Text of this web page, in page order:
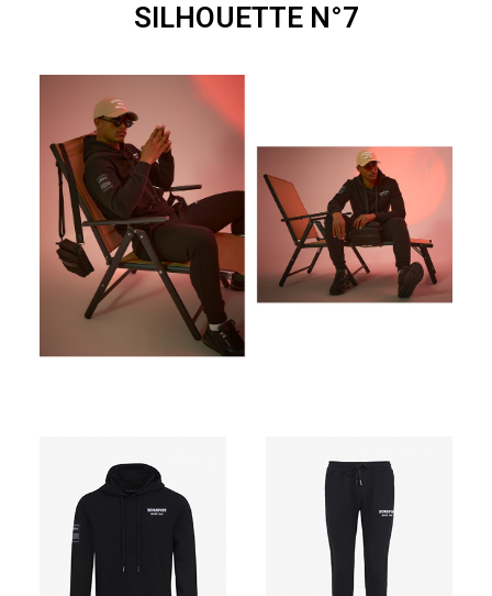
SILHOUETTE N°7